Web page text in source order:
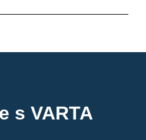
s VARTA